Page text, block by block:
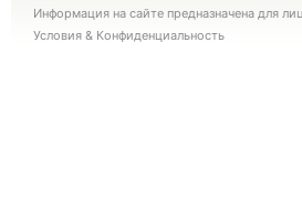
Информация на сайте предназначена для
Условия & Конфиденциальность